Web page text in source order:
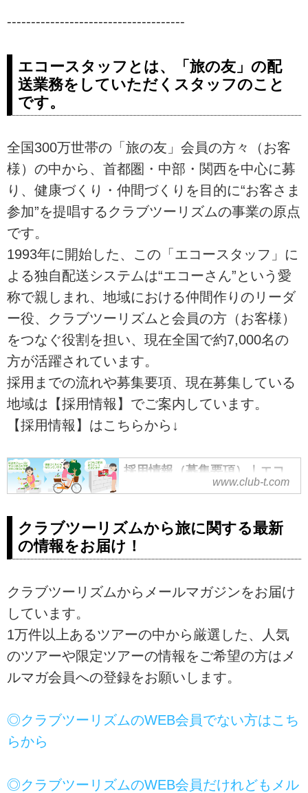
-------------------------------------
エコースタッフとは、「旅の友」の配
送業務をしていただくスタッフのこと
です。
全国300万世帯の「旅の友」会員の方々（お客
様）の中から、首都圏・中部・関西を中心に募
り、健康づくり・仲間づくりを目的に“お客さま
参加”を提唱するクラブツーリズムの事業の原点
です。
1993年に開始した、この「エコースタッフ」に
よる独自配送システムは“エコーさん”という愛
称で親しまれ、地域における仲間作りのリーダ
ー役、クラブツーリズムと会員の方（お客様）
をつなぐ役割を担い、現在全国で約7,000名の
方が活躍されています。
採用までの流れや募集要項、現在募集している
地域は【採用情報】でご案内しています。
【採用情報】はこちらから↓
採用情報（募集要項）｜エコ
ースタッフ｜クラブツーリズ
クラブツーリズムでは、「旅の
友」の配送を通じて“健康づくり・
仲間づくり”に興味のある方を募集
www.club-t.com
クラブツーリズムから旅に関する最新
の情報をお届け！
クラブツーリズムからメールマガジンをお届け
しています。
1万件以上あるツアーの中から厳選した、人気
のツアーや限定ツアーの情報をご希望の方はメ
ルマガ会員への登録をお願いします。
◎クラブツーリズムのWEB会員でない方はこち
らから
◎クラブツーリズムのWEB会員だけれどもメル